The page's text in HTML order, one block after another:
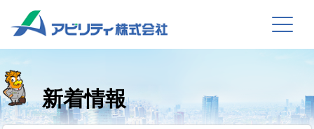
新着情報